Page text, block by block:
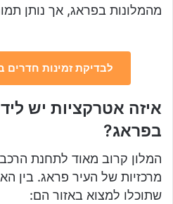
מהמלונות בפראג, אך נותן
לבדיקת זמינות חדרים
איזה אטרקציות יש
בפראג?
המלון קרוב מאוד לתחנת
מרכזיות של העיר פראג. בין
שתוכלו למצוא באזור הם: